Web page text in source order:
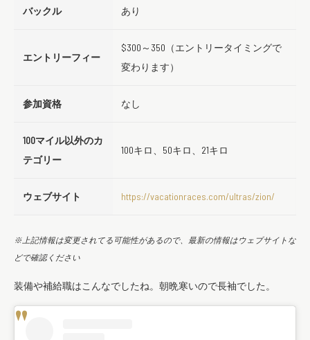
バックル あり
エントリーフィー
$300～350（エントリータイミングで
変わります）
参加資格 なし
100マイル以外のカ
テゴリー
100キロ、50キロ、21キロ
ウェブサイト https://vacationraces.com/ultras/zion/
※上記情報は変更されてる可能性があるので、最新の情報はウェブサイトな
どで確認ください
装備や補給職はこんなでしたね。朝晩寒いので長袖でした。